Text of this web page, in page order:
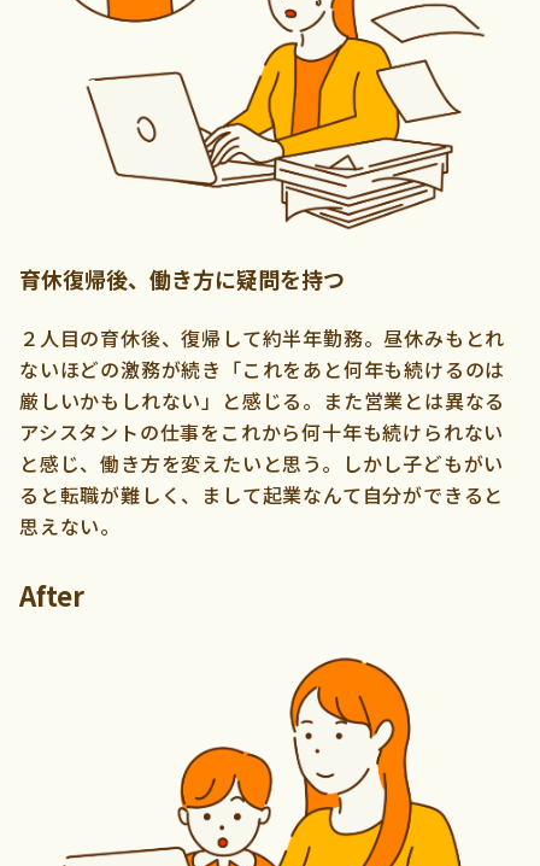
育休復帰後、働き方に疑問を持つ
２人目の育休後、復帰して約半年勤務。昼休みもとれ
ないほどの激務が続き「これをあと何年も続けるのは
厳しいかもしれない」と感じる。また営業とは異なる
アシスタントの仕事をこれから何十年も続けられない
と感じ、働き方を変えたいと思う。しかし子どもがい
ると転職が難しく、まして起業なんて自分ができると
思えない。
After